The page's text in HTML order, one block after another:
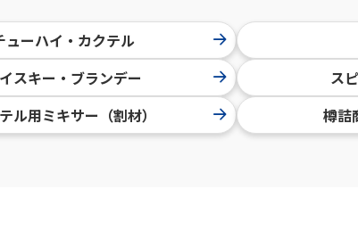
ューハイ・カクテル
スキー・ブランデー
ス
ル用ミキサー（割材） 樽詰